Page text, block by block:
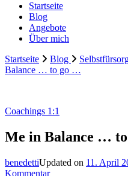
Startseite
Blog
Angebote
Über mich
Startseite
Blog
Balance … to go …
Coachings 1:1
Me in Balance …
benedettiUpdated on 11. April
Kommentarzu